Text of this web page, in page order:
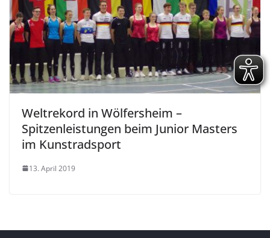
Weltrekord in Wölfersheim –
Spitzenleistungen beim Junior Masters
im Kunstradsport
13. April 2019